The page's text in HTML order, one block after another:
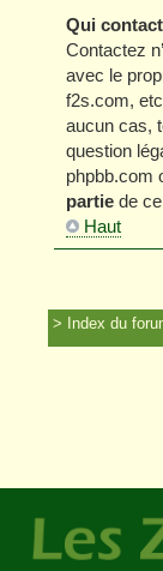
Qui
Contactez
avec le
f2s.com,
aucun cas,
question
phpbb.com
partie de
Haut
Index du